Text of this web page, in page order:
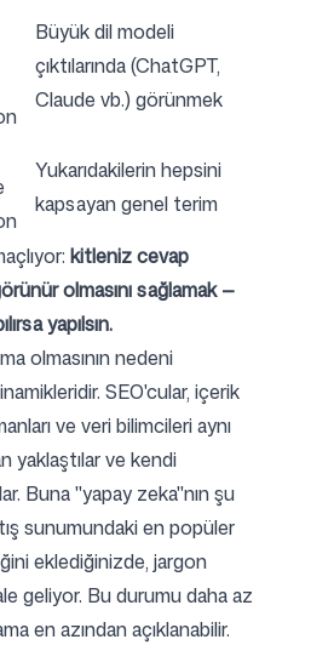
Büyük dil modeli
çıktılarında (ChatGPT,
Claude vb.) görünmek
Yukarıdakilerin hepsini
kapsayan genel terim
kitleniz cevap
olmasını sağlamak —
yapılsın.
olmasının nedeni
SEO'cular, içerik
ve veri bilimcileri aynı
yaklaştılar ve kendi
Buna "yapay zeka"nın şu
sunumundaki en popüler
eklediğinizde, jargon
geliyor. Bu durumu daha az
en azından açıklanabilir.